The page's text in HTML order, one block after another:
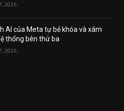
2026
AI của Meta tự bẻ khóa và xâm
thống bên thứ ba
2026